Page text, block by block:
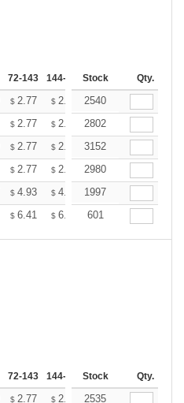
72-143 144-287 288 + More
Stock Qty.
$ 2.77 $ 2.72 $2.70
2540
$ 2.77 $ 2.72 $2.70
2802
$ 2.77 $ 2.72 $2.70
3152
$ 2.77 $ 2.72 $2.70
2980
$ 4.93 $ 4.85 $4.80
1997
$ 6.41 $ 6.30 $6.25
601
72-143 144-287 288 + More
Stock Qty.
$ 2.77 $ 2.72 $2.70
2535